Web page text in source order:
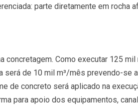
parte diretamente em rocha
concretagem. Como executar 125
será de 10 mil m³/mês prevendo-se
de concreto será aplicado na
para apoio dos equipamentos,